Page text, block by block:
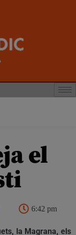
el
6:42 pm
la Magrana, els